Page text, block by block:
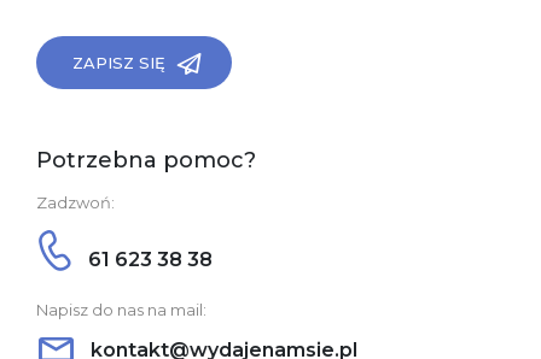
ZAPISZ SIĘ
Potrzebna pomoc?
Zadzwoń:
61 623 38 38
Napisz do nas na mail:
kontakt@wydajenamsie.pl